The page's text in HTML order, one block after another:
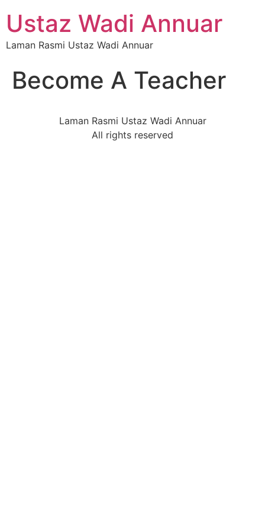
Ustaz Wadi Annuar
Laman Rasmi Ustaz Wadi Annuar
Become A Teacher
Laman Rasmi Ustaz Wadi Annuar
All rights reserved